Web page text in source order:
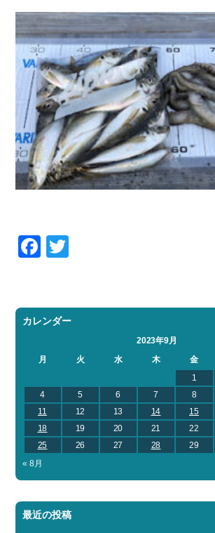
採用情報
Recruit
Facebook
カレンダー
2023年9月
月
火 水 木 金
1
4
5 6 7 8
11
12 13 14 15
18
19 20 21 22
25
26 27 28 29
« 8月
最近の投稿